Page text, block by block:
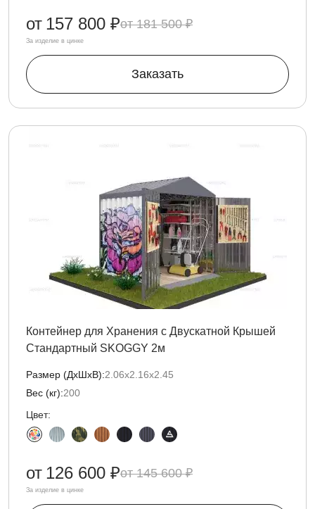
181 500 ₽
от 157 800 ₽
За изделие в цинке
Заказать
Контейнер для Хранения с Двускатной Крышей
Стандартный SKOGGY 2м
Размер (ДxШxВ):2.06х2.16х2.45
Вес (кг):200
Цвет:
145 600 ₽
от 126 600 ₽
За изделие в цинке